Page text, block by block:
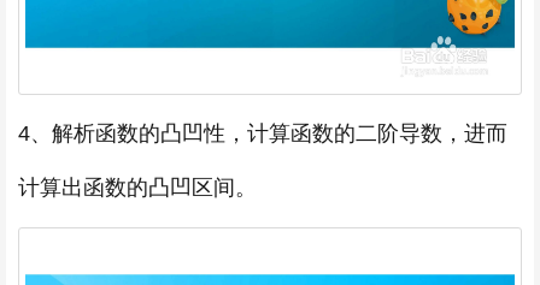
4、解析函数的凸凹性，计算函数的二阶导数，进而
计算出函数的凸凹区间。